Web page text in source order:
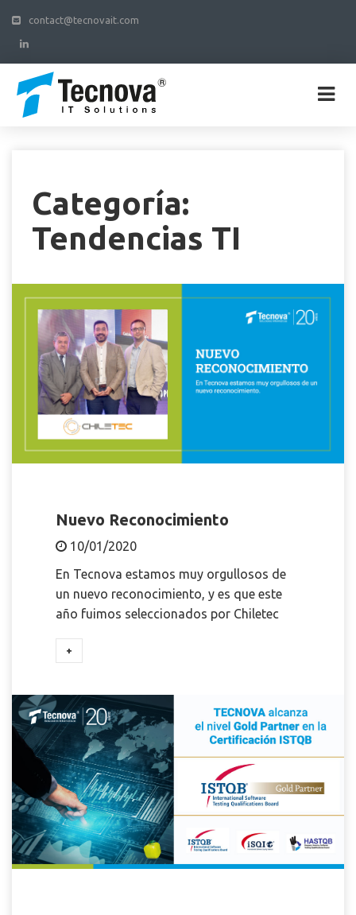
contact@tecnovait.com
Categoría:
Tendencias TI
Nuevo Reconocimiento
10/01/2020
En Tecnova estamos muy orgullosos de
un nuevo reconocimiento, y es que este
año fuimos seleccionados por Chiletec
+